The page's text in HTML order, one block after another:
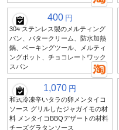
400 円
304 ステンレス製のメルティング
パン、バタークリーム、防水加熱
鍋、ベーキングツール、メルティ
ングポット、チョコレートワック
スパン
1,070 円
和式冷凍辛いタラの卵メンタイコ
ソース グリルしたジャガイモの材
料 メンタイコBBQデザートの材料
チーズグラタンソース